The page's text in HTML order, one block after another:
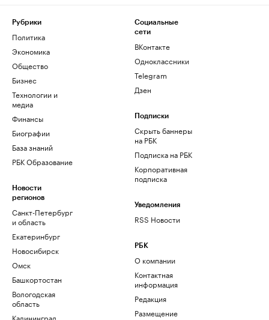
Рубрики
Политика
Экономика
Общество
Бизнес
Технологии и
медиа
Финансы
Биографии
База знаний
РБК Образование
Новости
регионов
Санкт-Петербург
и область
Екатеринбург
Новосибирск
Омск
Башкортостан
Вологодская
область
Калининград
Социальные
сети
ВКонтакте
Одноклассники
Telegram
Дзен
Подписки
Скрыть баннеры
на РБК
Подписка на РБК
Корпоративная
подписка
Уведомления
RSS Новости
РБК
О компании
Контактная
информация
Редакция
Размещение